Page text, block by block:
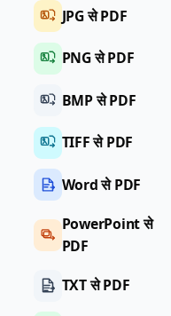
JPG से PDF
PNG से PDF
BMP से PDF
TIFF से PDF
Word से PDF
PowerPoint से
PDF
TXT से PDF